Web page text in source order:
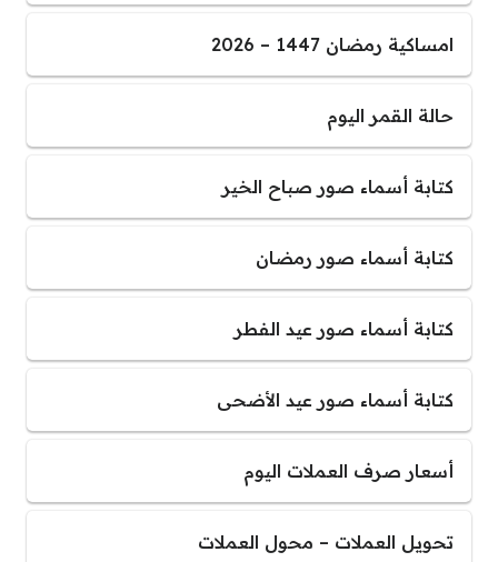
امساكية رمضان 1447 – 2026
حالة القمر اليوم
كتابة أسماء صور صباح الخير
كتابة أسماء صور رمضان
كتابة أسماء صور عيد الفطر
كتابة أسماء صور عيد الأضحى
أسعار صرف العملات اليوم
تحويل العملات – محول العملات